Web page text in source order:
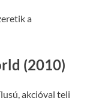
a
(2010)
akcióval teli